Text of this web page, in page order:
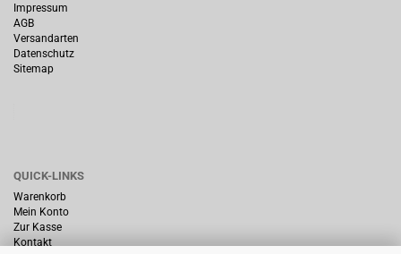
Impressum
AGB
Versandarten
Datenschutz
Sitemap
QUICK-LINKS
Warenkorb
Mein Konto
Zur Kasse
Kontakt